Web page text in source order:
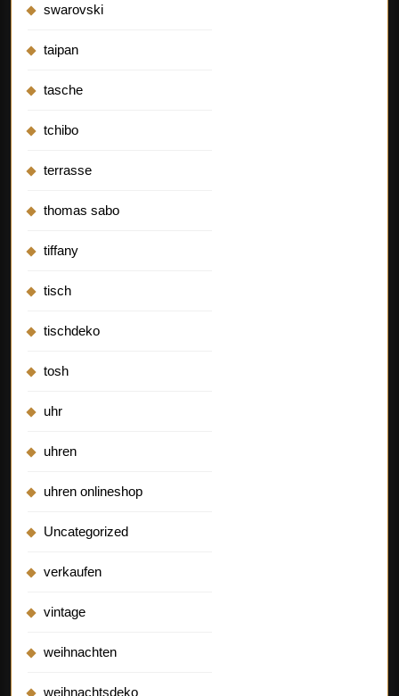
swarovski
taipan
tasche
tchibo
terrasse
thomas sabo
tiffany
tisch
tischdeko
tosh
uhr
uhren
uhren onlineshop
Uncategorized
verkaufen
vintage
weihnachten
weihnachtsdeko